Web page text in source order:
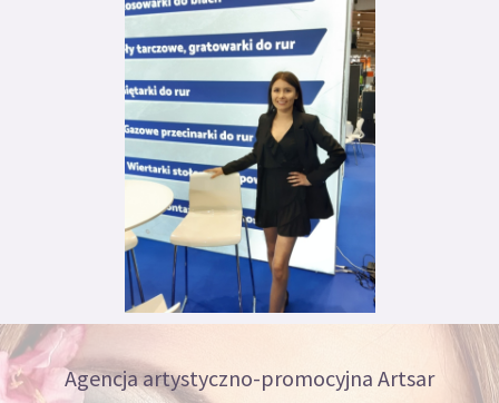
Agencja artystyczno-promocyjna Artsar